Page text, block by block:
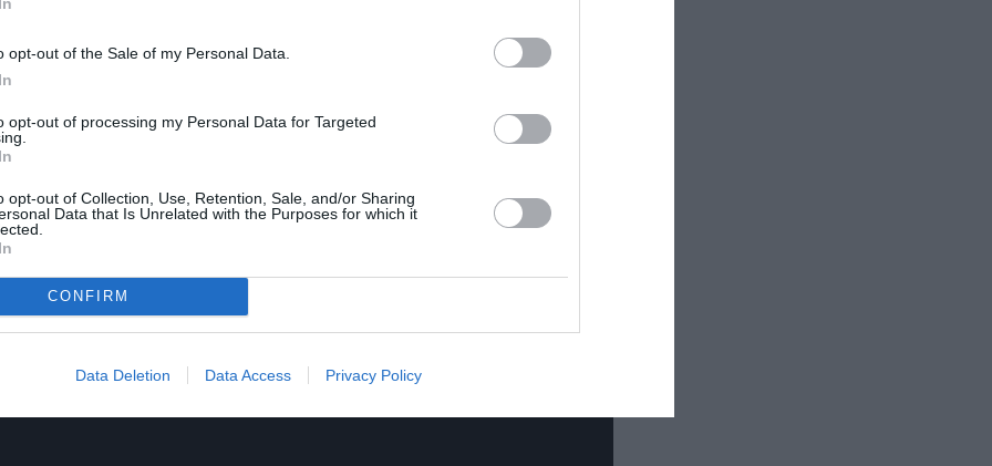
opt-out of the Sale of my Personal Data.
opt-out of processing my Personal Data for Targeted
opt-out of Collection, Use, Retention, Sale, and/or Sharing
Data that Is Unrelated with the Purposes for which it
CONFIRM
Data Deletion Data Access Privacy Policy
Ναβίντ Μοχαμαντζάντεχ, Πεϊμάν Μοααντί